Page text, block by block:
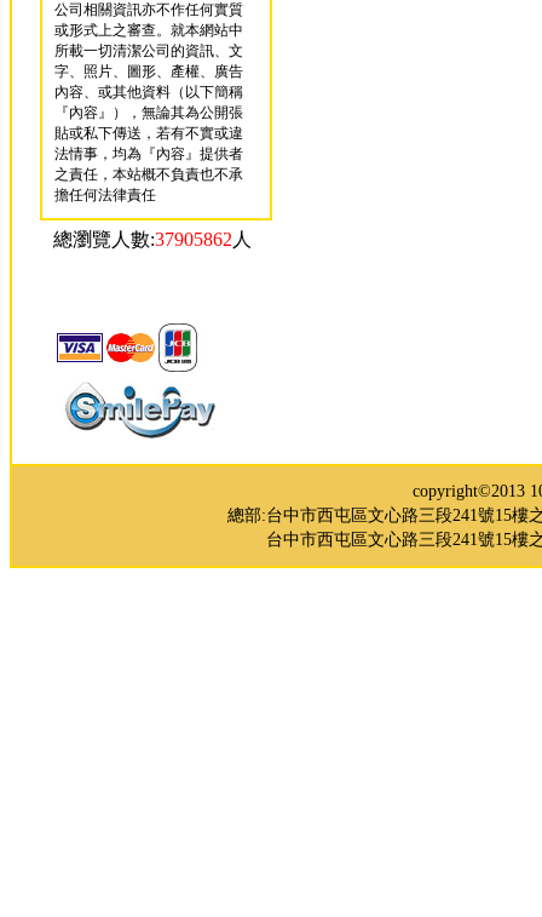
公司相關資訊亦不作任何實質
或形式上之審查。就本網站中
所載一切清潔公司的資訊、文
字、照片、圖形、產權、廣告
內容、或其他資料（以下簡稱
『內容』），無論其為公開張
貼或私下傳送，若有不實或違
法情事，均為『內容』提供者
之責任，本站概不負責也不承
擔任何法律責任
總瀏覽人數:37905862 人
總部:台中市西屯區文心路三段241號15
台中市西屯區文心路三段241號15